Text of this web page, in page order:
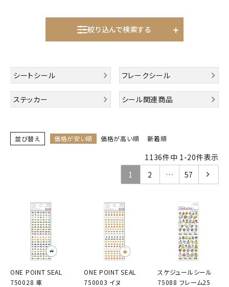
お知らせ
ご利用ガイド
よくあるご質問
特定商取引法について
ログイン 会員登録
公式 公式
絞り込んで検索する
シートシール フレークシール
ステッカー シール関連商品
並び替え 価格が安い順 価格が高い順 新着順
1136件中 1-20件表示
1
2 … 57
ONE POINT SEAL
750028 車
ONE POINT SEAL
750003 イヌ
スケジュールシール
75088 フレーム25